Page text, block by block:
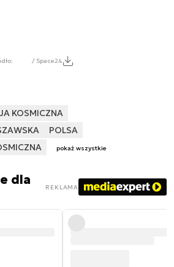
/ Space24
KOSMICZNA
POLSA
pokaż wszystkie
dla
REKLAMA